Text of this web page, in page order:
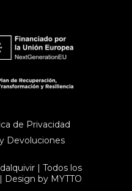
de Privacidad
Devoluciones
| Todos los
Design by MYTTO